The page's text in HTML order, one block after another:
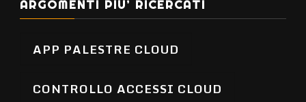
ARGOMENTI PIU’ RICERCATI
APP PALESTRE CLOUD
CONTROLLO ACCESSI CLOUD